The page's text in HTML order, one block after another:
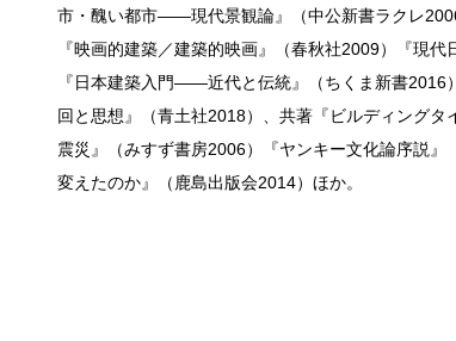
市・醜い都市——現代景観論』（中公新書ラクレ
『映画的建築／建築的映画』（春秋社2009）『現
『日本建築入門——近代と伝統』（ちくま新書
回と思想』（青土社2018）、共著『ビルディング
震災』（みすず書房2006）『ヤンキー文化論序説
変えたのか』（鹿島出版会2014）ほか。